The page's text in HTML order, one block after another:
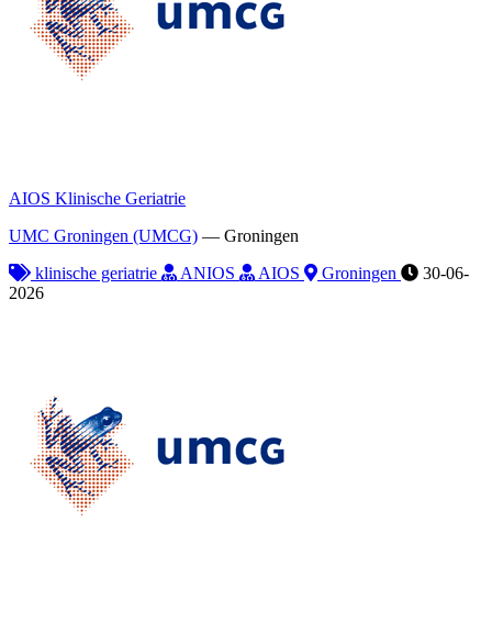
AIOS Klinische Geriatrie
UMC Groningen (UMCG) — Groningen
klinische geriatrie
ANIOS AIOS Groningen
30-06-
2026